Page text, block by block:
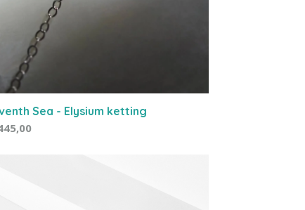
Sea - Elysium ketting